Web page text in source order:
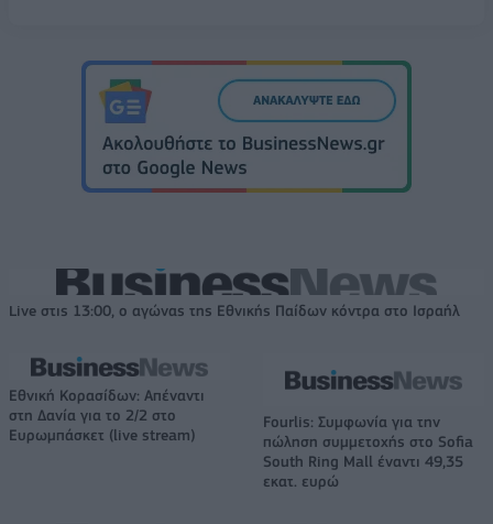
Live στις 13:00, ο αγώνας της Εθνικής Παίδων κόντρα στο Ισραήλ
Εθνική Κορασίδων: Απέναντι
στη Δανία για το 2/2 στο
Ευρωμπάσκετ (live stream)
Fourlis: Συμφωνία για την
πώληση συμμετοχής στο Sofia
South Ring Mall έναντι 49,35
εκατ. ευρώ